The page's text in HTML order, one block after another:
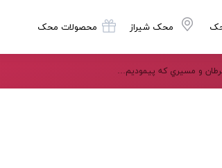
محک شیراز محصولات محک
و مسيري كه پيموديم…